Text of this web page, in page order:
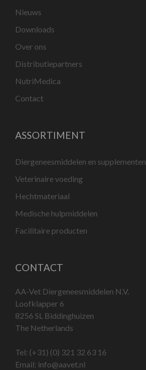
Nieuws
Downloads
Over ons
Distributiepartners
NutriMedica
Contact
ASSORTIMENT
Diergeneesmiddelen en supplementen
Veterinaire voeding
Hechtmateriaal
Medische hulpmiddelen
Facilitaire producten
CONTACT
AA-Vet Diergeneesmiddelen N.V.
Loofklapper 6
8256 SL Biddinghuizen
The Netherlands
Tel: (+31) (0) 321 32 63 16
Email: info@aavet.nl